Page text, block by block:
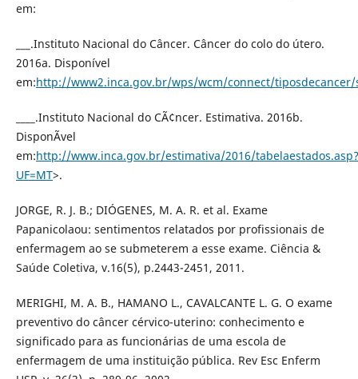
em:
___.Instituto Nacional do Câncer. Câncer do colo do útero.
2016a. Disponível
em:http://www2.inca.gov.br/wps/wcm/connect/
____.Instituto Nacional do CÃ¢ncer. Estimativa. 2016b.
DisponÃ­vel
em:http://www.inca.gov.br/estimativa/2016/tabelaestados.asp?
UF=MT>.
JORGE, R. J. B.; DIÓGENES, M. A. R. et al. Exame
Papanicolaou: sentimentos relatados por profissionais de
enfermagem ao se submeterem a esse exame. Ciência &
Saúde Coletiva, v.16(5), p.2443-2451, 2011.
MERIGHI, M. A. B., HAMANO L., CAVALCANTE L. G. O exame
preventivo do câncer cérvico-uterino: conhecimento e
significado para as funcionárias de uma escola de
enfermagem de uma instituição pública. Rev Esc Enferm